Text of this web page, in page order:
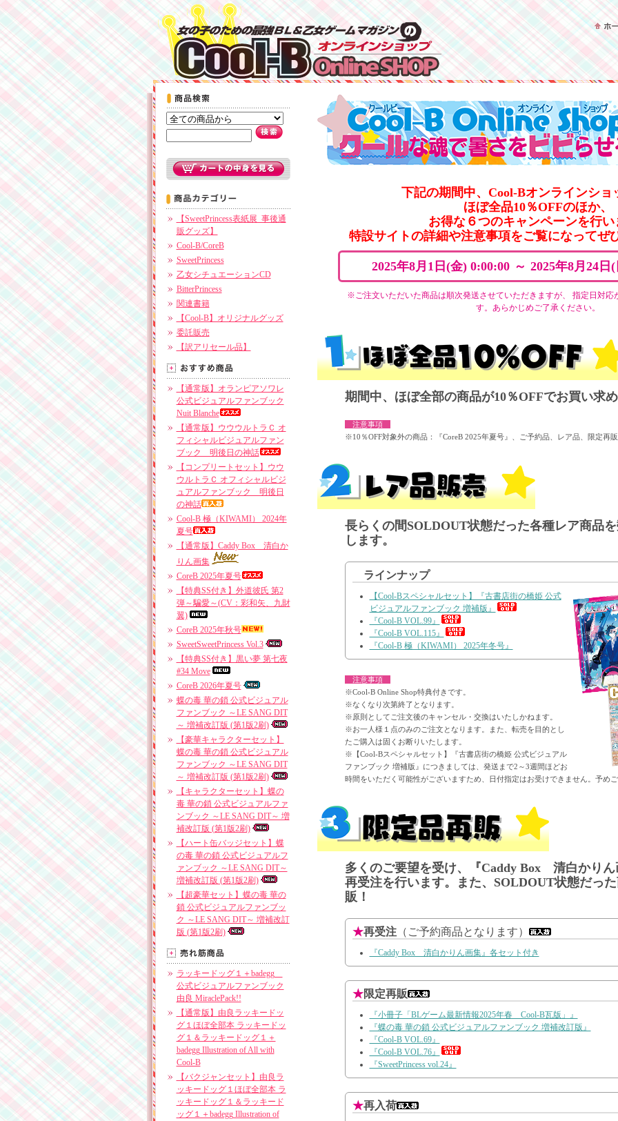
【SweetPrincess表紙展_事後通
販グッズ】
Cool-B/CoreB
SweetPrincess
乙女シチュエーションCD
BitterPrincess
関連書籍
【Cool-B】オリジナルグッズ
委託販売
【訳アリセール品】
【通常版】オランピアソワレ
公式ビジュアルファンブック
Nuit Blanche
【通常版】ウウウルトラＣ オ
フィシャルビジュアルファン
ブック 明後日の神話
【コンプリートセット】ウウ
ウルトラＣ オフィシャルビジ
ュアルファンブック 明後日
の神話
Cool-B 極（KIWAMI） 2024年
夏号
【通常版】Caddy Box 清白か
りん画集
CoreB 2025年夏号
【特典SS付き】外道彼氏 第2
弾～騙愛～(CV：彩和矢、九財
翼)
CoreB 2025年秋号
SweetSweetPrincess Vol.3
【特典SS付き】黒い夢 第七夜
#34 Move
CoreB 2026年夏号
蝶の毒 華の鎖 公式ビジュアル
ファンブック ～LE SANG DIT
～ 増補改訂版 (第1版2刷)
【豪華キャラクターセット】
蝶の毒 華の鎖 公式ビジュアル
ファンブック ～LE SANG DIT
～ 増補改訂版 (第1版2刷)
【キャラクターセット】蝶の
毒 華の鎖 公式ビジュアルファ
ンブック ～LE SANG DIT～ 増
補改訂版 (第1版2刷)
【ハート缶バッジセット】蝶
の毒 華の鎖 公式ビジュアルフ
ァンブック ～LE SANG DIT～
増補改訂版 (第1版2刷)
【超豪華セット】蝶の毒 華の
鎖 公式ビジュアルファンブッ
ク ～LE SANG DIT～ 増補改訂
版 (第1版2刷)
ラッキードッグ１＋badegg
公式ビジュアルファンブック
由良 MiraclePack!!
【通常版】由良ラッキードッ
グ１ほぼ全部本 ラッキードッ
グ１＆ラッキードッグ１＋
badegg Illustration of All with
Cool-B
【バクジャンセット】由良ラ
ッキードッグ１ほぼ全部本 ラ
ッキードッグ１＆ラッキード
ッグ１＋badegg Illustration of
下記の期間中、Cool-Bオンラインショ
ほぼ全品10％OFFのほか、
お得な６つのキャンペーンを行
特設サイトの詳細や注意事項をご覧になってぜ
2025年8月1日(金) 0:00:00 ～ 2025年8月24日
※ご注文いただいた商品は順次発送させていただきますが、 指定日対応
す。あらかじめご了承ください。
期間中、ほぼ全部の商品が10％OFFでお買い求
注意事項
※10％OFF対象外の商品：『CoreB 2025年夏号』、ご予約品、レア品、限定再
長らくの間SOLDOUT状態だった各種レア商品
します。
ラインナップ
【Cool-Bスペシャルセット】『古書店街の橋姫 公式
ビジュアルファンブック 増補版』
『Cool-B VOL.99』
『Cool-B VOL.115』
『Cool-B 極（KIWAMI） 2025年冬号』
注意事項
※Cool-B Online Shop特典付きです。
※なくなり次第終了となります。
※原則としてご注文後のキャンセル・交換はいたしかねます。
※お一人様１点のみのご注文となります。また、転売を目的とし
たご購入は固くお断りいたします。
※【Cool-Bスペシャルセット】『古書店街の橋姫 公式ビジュアル
ファンブック 増補版』につきましては、発送まで2～3週間ほどお
時間をいただく可能性がございますため、日付指定はお受けできません。予め
多くのご要望を受け、『Caddy Box 清白かりん
再受注を行います。また、SOLDOUT状態だっ
販！
★再受注（ご予約商品となります）
『Caddy Box 清白かりん画集』各セット付き
★限定再販
『小冊子「BLゲーム最新情報2025年春 Cool-B瓦版」』
『蝶の毒 華の鎖 公式ビジュアルファンブック 増補改訂版』
『Cool-B VOL.69』
『Cool-B VOL.76』
『SweetPrincess vol.24』
★再入荷